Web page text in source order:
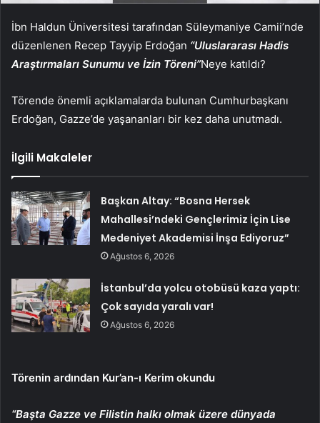
İbn Haldun Üniversitesi tarafından Süleymaniye Camii’nde
düzenlenen Recep Tayyip Erdoğan “Uluslararası Hadis
Araştırmaları Sunumu ve İzin Töreni”Neye katıldı?
Törende önemli açıklamalarda bulunan Cumhurbaşkanı
Erdoğan, Gazze’de yaşananları bir kez daha unutmadı.
İlgili Makaleler
Başkan Altay: “Bosna Hersek
Mahallesi’ndeki Gençlerimiz İçin Lise
Medeniyet Akademisi İnşa Ediyoruz”
Ağustos 6, 2026
İstanbul’da yolcu otobüsü kaza yaptı:
Çok sayıda yaralı var!
Ağustos 6, 2026
Törenin ardından Kur’an-ı Kerim okundu
“Başta Gazze ve Filistin halkı olmak üzere dünyada